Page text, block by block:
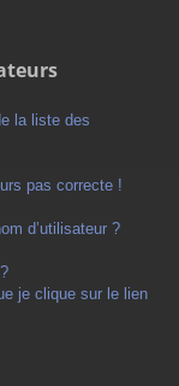
la liste des
pas correcte !
d’utilisateur ?
je clique sur le lien